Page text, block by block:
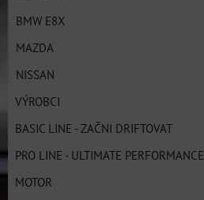
BMW E8X
MAZDA
NISSAN
VÝROBCI
BASIC LINE - ZAČNI DRIFTOVAT
PRO LINE - ULTIMATE PERFORMANCE
MOTOR